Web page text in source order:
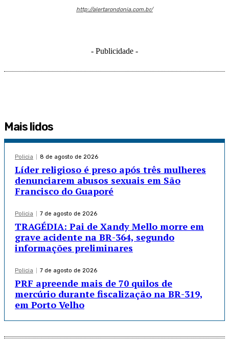
http://alertarondonia.com.br/
- Publicidade -
Mais lidos
Policia 8 de agosto de 2026
Líder religioso é preso após três mulheres
denunciarem abusos sexuais em São
Francisco do Guaporé
Policia 7 de agosto de 2026
TRAGÉDIA: Pai de Xandy Mello morre em
grave acidente na BR-364, segundo
informações preliminares
Policia 7 de agosto de 2026
PRF apreende mais de 70 quilos de
mercúrio durante fiscalização na BR-319,
em Porto Velho